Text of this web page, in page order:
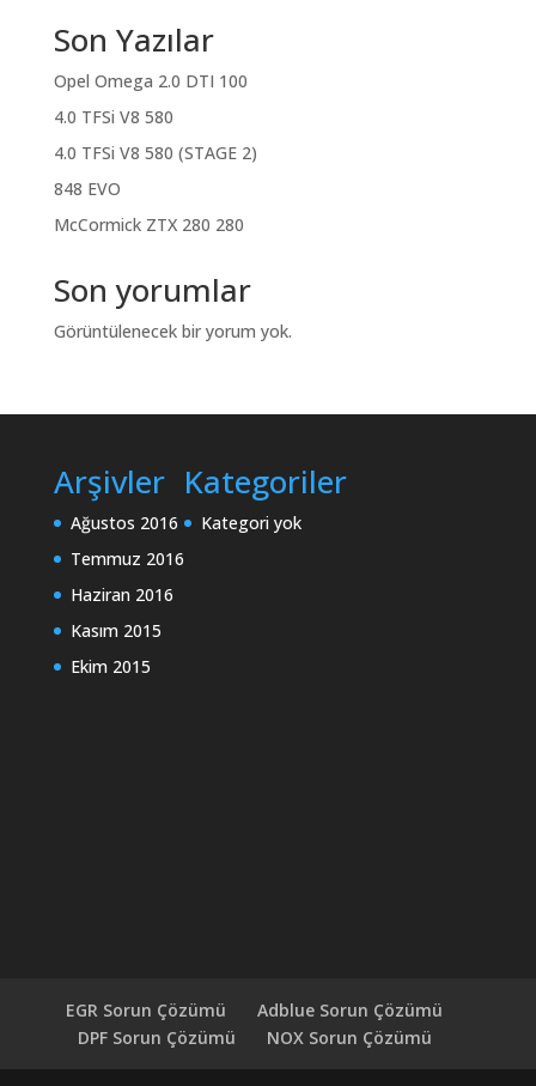
Son Yazılar
Opel Omega 2.0 DTI 100
4.0 TFSi V8 580
4.0 TFSi V8 580 (STAGE 2)
848 EVO
McCormick ZTX 280 280
Son yorumlar
Görüntülenecek bir yorum yok.
Arşivler
Ağustos 2016
Temmuz 2016
Haziran 2016
Kasım 2015
Ekim 2015
Kategoriler
Kategori yok
EGR Sorun Çözümü
Adblue Sorun Çözümü
DPF Sorun Çözümü
NOX Sorun Çözümü